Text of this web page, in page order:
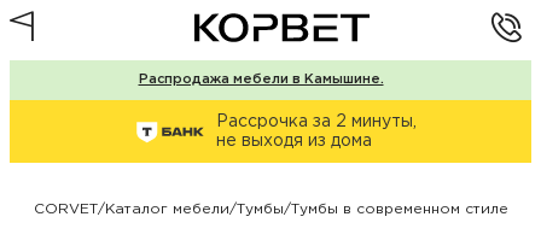
Распродажа мебели в Камышине.
Рассрочка за 2 минуты,
не выходя из дома
CORVET/Каталог мебели/Тумбы/Тумбы в современном стиле